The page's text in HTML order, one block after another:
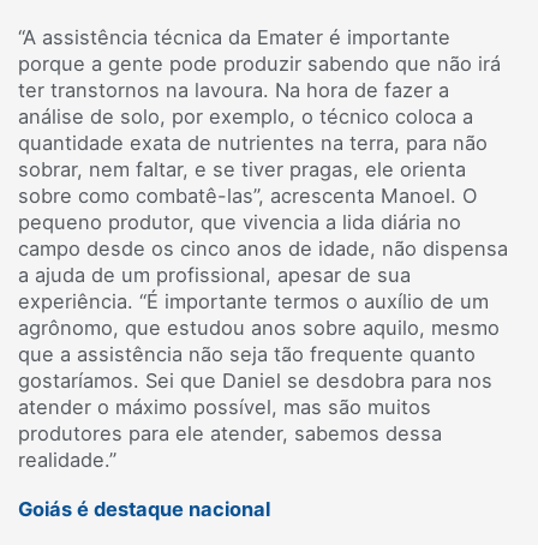
“A assistência técnica da Emater é importante
porque a gente pode produzir sabendo que não irá
ter transtornos na lavoura. Na hora de fazer a
análise de solo, por exemplo, o técnico coloca a
quantidade exata de nutrientes na terra, para não
sobrar, nem faltar, e se tiver pragas, ele orienta
sobre como combatê-las”, acrescenta Manoel. O
pequeno produtor, que vivencia a lida diária no
campo desde os cinco anos de idade, não dispensa
a ajuda de um profissional, apesar de sua
experiência. “É importante termos o auxílio de um
agrônomo, que estudou anos sobre aquilo, mesmo
que a assistência não seja tão frequente quanto
gostaríamos. Sei que Daniel se desdobra para nos
atender o máximo possível, mas são muitos
produtores para ele atender, sabemos dessa
realidade.”
Goiás é destaque nacional